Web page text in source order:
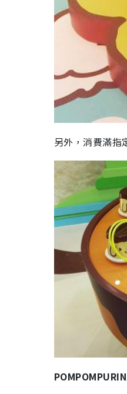
另外，消費滿指